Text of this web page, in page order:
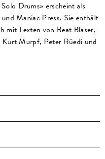
Drums» erscheint als
Maniac Press. Sie enthält
mit Texten von Beat Blaser,
Murpf, Peter Rüedi und